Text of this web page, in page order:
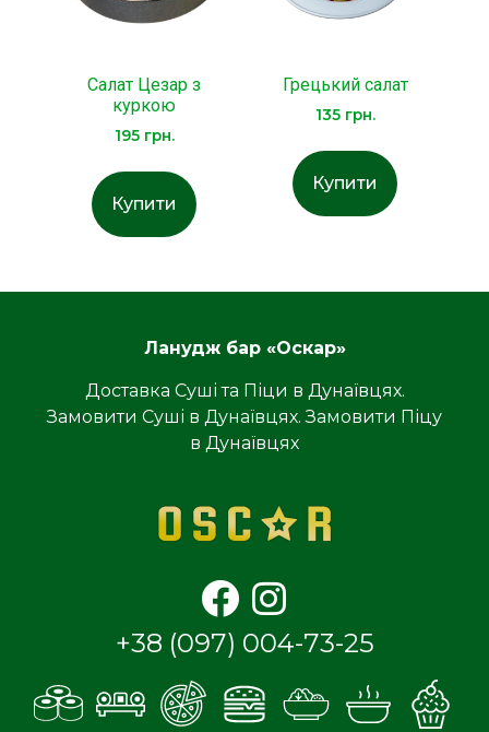
Салат Цезар з
куркою
195 грн.
Купити
Грецький салат
135 грн.
Купити
Ланудж бар «Оскар»
Доставка Суші та Піци в Дунаївцях.
Замовити Суші в Дунаївцях. Замовити Піцу
в Дунаївцях
+38 (097) 004-73-25